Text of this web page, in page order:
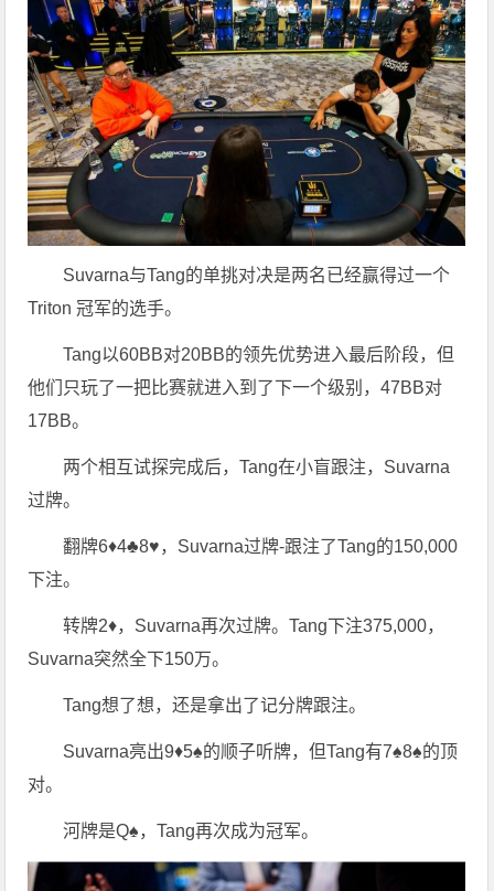
Suvarna与Tang的单挑对决是两名已经赢得过一个
Triton 冠军的选手。
Tang以60BB对20BB的领先优势进入最后阶段，但
他们只玩了一把比赛就进入到了下一个级别，47BB对
17BB。
两个相互试探完成后，Tang在小盲跟注，Suvarna
过牌。
翻牌6♦4♣8♥，Suvarna过牌-跟注了Tang的150,000
下注。
转牌2♦，Suvarna再次过牌。Tang下注375,000，
Suvarna突然全下150万。
Tang想了想，还是拿出了记分牌跟注。
Suvarna亮出9♦5♠的顺子听牌，但Tang有7♠8♠的顶
对。
河牌是Q♠，Tang再次成为冠军。